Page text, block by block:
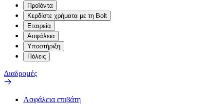
Προϊόντα
Κερδίστε χρήματα με τη Bolt
Εταιρεία
Ασφάλεια
Υποστήριξη
Πόλεις
Διαδρομές
Ασφάλεια επιβάτη